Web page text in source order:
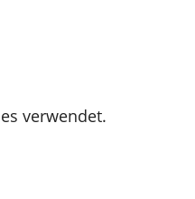
verwendet.